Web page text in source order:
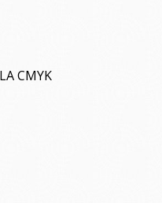
CMYK